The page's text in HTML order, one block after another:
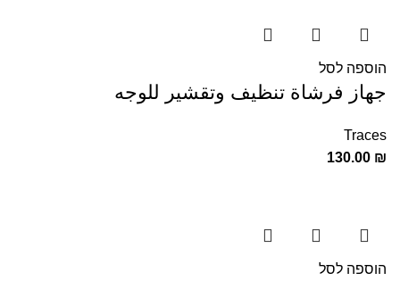
הוספה לסל
جهاز فرشاة تنظيف وتقشير للوجه
Traces
130.00 ₪
הוספה לסל